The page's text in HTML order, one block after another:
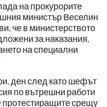
на прокурорите
министър Веселин
че в министерството
за наказания,
на специални
ден след като шефът
по вътрешни работи
протестиращите срещу